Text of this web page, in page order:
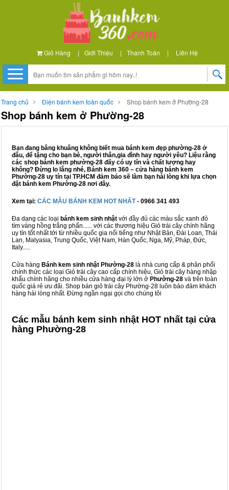
Giỏ Hàng | Giới Thiệu | Thanh Toán | Liên Hệ
Trang chủ Điện bánh kem toàn quốc Shop bánh kem ở Phường-28
Shop bánh kem ở Phường-28
Bạn đang bâng khuâng không biết mua bánh kem đẹp phường-28 ở
đâu, để tặng cho bạn bè, người thân,gia đình hay người yêu? Liệu rằng
các shop bánh kem phường-28 đấy có uy tín và chất lượng hay
không? Đừng lo lắng nhé, Bánh kem 360 – cửa hàng bánh kem
Phường-28 uy tín tại TP.HCM đảm bảo sẽ làm bạn hài lòng khi lựa chọn
đặt bánh kem Phường-28 nơi đây.
Xem tại: CÁC MẪU BÁNH KEM HOT NHẤT- 0966 341 493
Đa dạng các loại bánh kem sinh nhật với đầy đủ các màu sắc xanh đỏ
tím vàng hồng trắng phấn...... với các thương hiệu Giỏ trái cây chính hãng
uy tín tốt nhất tới từ nhiều quốc gia nổi tiếng như Nhật Bản, Đài Loan, Thái
Lan, Malyasia, Trung Quốc, Việt Nam, Hàn Quốc, Nga, Mỹ, Pháp, Đức,
Italy.....
Cửa hàng Bánh kem sinh nhật Phường-28 là nhà cung cấp & phân phối
chính thức các loại Giỏ trái cây cao cấp chính hiệu, Giỏ trái cây hàng nhập
khẩu chính hãng cho nhiều cửa hàng đại lý lớn ở Phường-28 và trên toàn
quốc giá rẻ ưu đãi. Shop bán giỏ trái cây Phường-28 luôn bảo đảm khách
hàng hài lòng nhất. Đừng ngần ngại gọi cho chúng tôi
Các mẫu bánh kem sinh nhật HOT nhất tại cửa
hàng Phường-28